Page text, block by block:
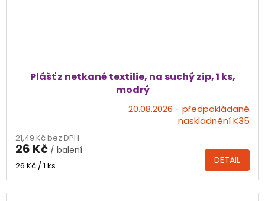
Plášť z netkané textilie, na suchý zip, 1 ks,
modrý
produktu
je
4,0
20.08.2026 - předpokládané
naskladnění K35
21,49 Kč bez DPH
26 Kč / balení
Měrná
26 Kč / 1 ks DETAIL